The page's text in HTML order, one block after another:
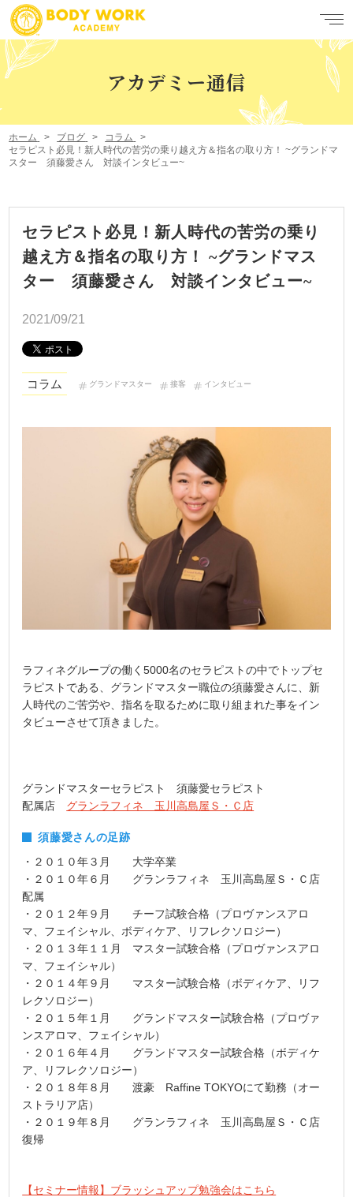
アカデミー通信
ホーム ブログ
コラム
セラピスト必見！新人時代の苦労の乗り越え方＆指名の取り方！ ~グランドマ
スター 須藤愛さん 対談インタビュー~
セラピスト必見！新人時代の苦労の乗り
越え方＆指名の取り方！ ~グランドマス
ター 須藤愛さん 対談インタビュー~
2021/09/21
コラム グランドマスター 接客 インタビュー
ラフィネグループの働く5000名のセラピストの中でトップセ
ラピストである、グランドマスター職位の須藤愛さんに、新
人時代のご苦労や、指名を取るために取り組まれた事をイン
タビューさせて頂きました。
グランドマスターセラピスト 須藤愛セラピスト
配属店 グランラフィネ 玉川高島屋Ｓ・Ｃ店
須藤愛さんの足跡
・２０１０年３月 大学卒業
・２０１０年６月 グランラフィネ 玉川高島屋Ｓ・Ｃ店
配属
・２０１２年９月 チーフ試験合格（プロヴァンスアロ
マ、フェイシャル、ボディケア、リフレクソロジー）
・２０１３年１１月 マスター試験合格（プロヴァンスアロ
マ、フェイシャル）
・２０１４年９月 マスター試験合格（ボディケア、リフ
レクソロジー）
・２０１５年１月 グランドマスター試験合格（プロヴァ
ンスアロマ、フェイシャル）
・２０１６年４月 グランドマスター試験合格（ボディケ
ア、リフレクソロジー）
・２０１８年８月 渡豪 Raffine TOKYOにて勤務（オー
ストラリア店）
・２０１９年８月 グランラフィネ 玉川高島屋Ｓ・Ｃ店
復帰
【セミナー情報】ブラッシュアップ勉強会はこちら